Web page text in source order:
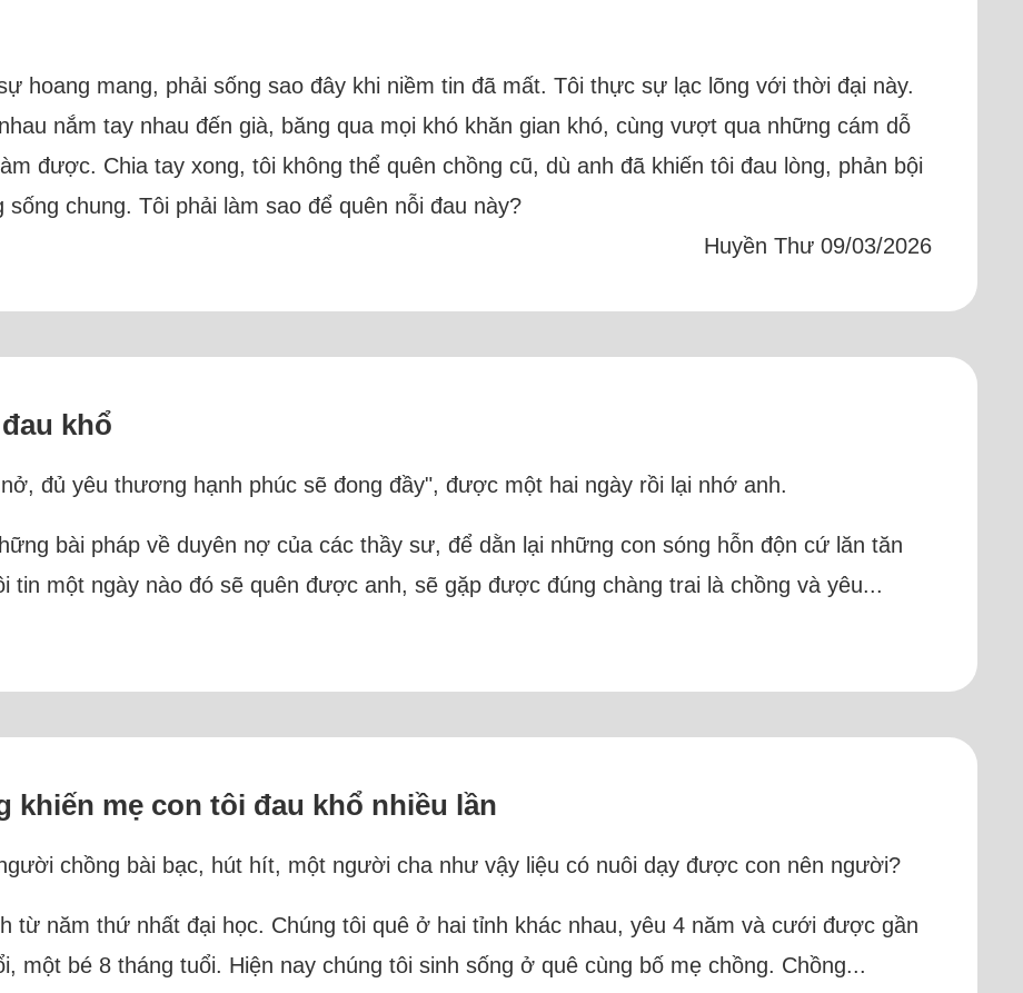
hoang mang, phải sống sao đây khi niềm tin đã mất. Tôi thực sự lạc lõng với thời đại này.
nắm tay nhau đến già, băng qua mọi khó khăn gian khó, cùng vượt qua những cám dỗ
được. Chia tay xong, tôi không thể quên chồng cũ, dù anh đã khiến tôi đau lòng, phản bội
chung. Tôi phải làm sao để quên nỗi đau này?
Huyền Thư 09/03/2026
khổ
đủ yêu thương hạnh phúc sẽ đong đầy", được một hai ngày rồi lại nhớ anh.
bài pháp về duyên nợ của các thầy sư, để dằn lại những con sóng hỗn độn cứ lăn tăn
tin một ngày nào đó sẽ quên được anh, sẽ gặp được đúng chàng trai là chồng và yêu...
khiến mẹ con tôi đau khổ nhiều lần
chồng bài bạc, hút hít, một người cha như vậy liệu có nuôi dạy được con nên người?
từ năm thứ nhất đại học. Chúng tôi quê ở hai tỉnh khác nhau, yêu 4 năm và cưới được gần
một bé 8 tháng tuổi. Hiện nay chúng tôi sinh sống ở quê cùng bố mẹ chồng. Chồng...